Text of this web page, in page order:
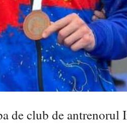
de club de antrenorul